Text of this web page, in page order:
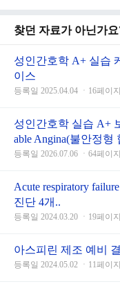
찾던 자료가 아닌가요
성인간호학 A+ 실습
이스
등록일 2025.04.04 ㆍ16페이
성인간호학 실습 A+
able Angina(불안정형
등록일 2026.07.06 ㆍ64페이
Acute respiratory
진단 4개..
등록일 2024.03.20 ㆍ19페이
아스피린 제조 예비
등록일 2024.05.02 ㆍ11페이